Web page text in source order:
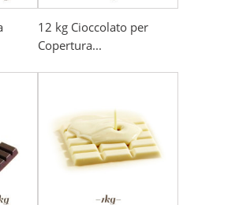
12 kg Cioccolato per
Copertura...